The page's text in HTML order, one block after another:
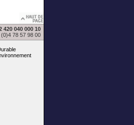
420 040 000 10
78 57 98 00